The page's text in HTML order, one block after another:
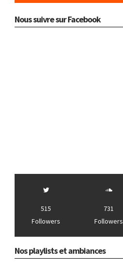
Nous suivre sur Facebook
515
Followers
731
Followers
Nos playlists et ambiances